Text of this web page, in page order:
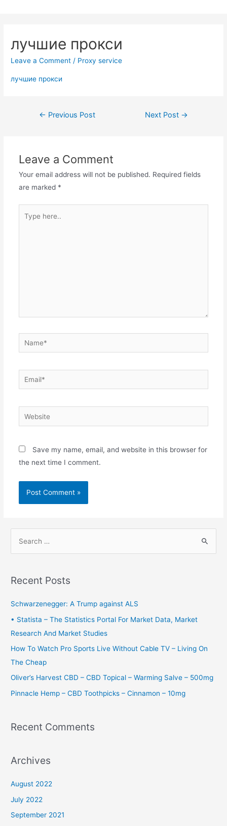
лучшие прокси
Leave a Comment / Proxy service
лучшие прокси
Post← Previous Post Next Post →
Leave a Comment
Your email address will not be published. Required fields
are marked *
here..
Name*
Email*
Website
Save my name, email, and website in this browser for
the next time I comment.
r
h
f
o
r
:
Recent Posts
Schwarzenegger: A Trump against ALS
• Statista – The Statistics Portal For Market Data, Market
Research And Market Studies
How To Watch Pro Sports Live Without Cable TV – Living On
The Cheap
Oliver’s Harvest CBD – CBD Topical – Warming Salve – 500mg
Pinnacle Hemp – CBD Toothpicks – Cinnamon – 10mg
Recent Comments
Archives
August 2022
July 2022
September 2021